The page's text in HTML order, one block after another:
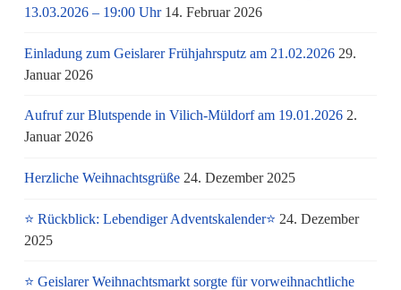
13.03.2026 – 19:00 Uhr 14. Februar 2026
Einladung zum Geislarer Frühjahrsputz am 21.02.2026 29.
Januar 2026
Aufruf zur Blutspende in Vilich-Müldorf am 19.01.2026 2.
Januar 2026
Herzliche Weihnachtsgrüße 24. Dezember 2025
⭐ Rückblick: Lebendiger Adventskalender⭐ 24. Dezember
2025
⭐ Geislarer Weihnachtsmarkt sorgte für vorweihnachtliche